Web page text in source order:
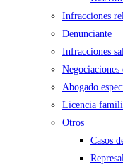
Infracciones
Denunciante
Infracciones
Abogado
Licencia
Otros
Casos